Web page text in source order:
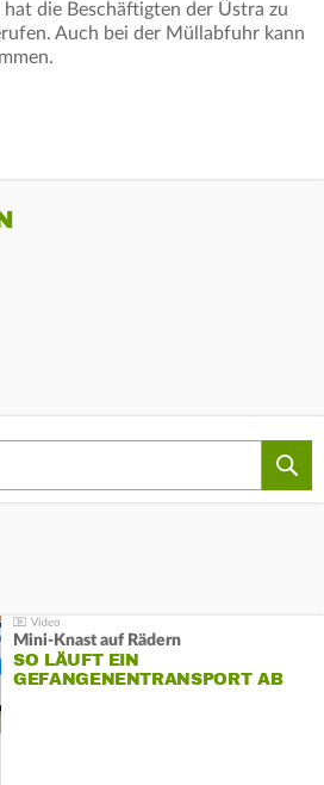
die Beschäftigten der Üstra zu
Auch bei der Müllabfuhr kann
Mini-Knast auf Rädern
SO LÄUFT EIN
GEFANGENENTRANSPORT AB